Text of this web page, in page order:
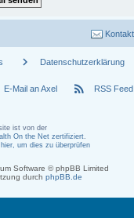
Kontakt
chevron_right Datenschutzerklärung
E-Mail an Axel rss_feed RSS
ist von der
On the Net zertifiziert.
um dies zu überprüfen
Software © phpBB Limited
durch phpBB.de